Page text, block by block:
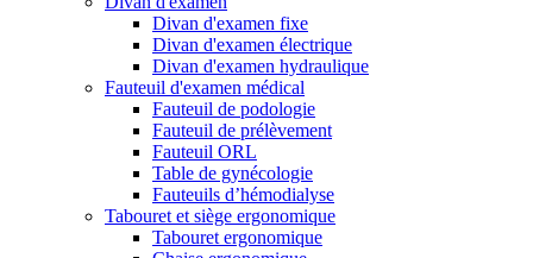
Divan d'examen fixe
Divan d'examen électrique
Divan d'examen hydraulique
Fauteuil d'examen médical
Fauteuil de podologie
Fauteuil de prélèvement
Fauteuil ORL
Table de gynécologie
Fauteuils d’hémodialyse
Tabouret et siège ergonomique
Tabouret ergonomique